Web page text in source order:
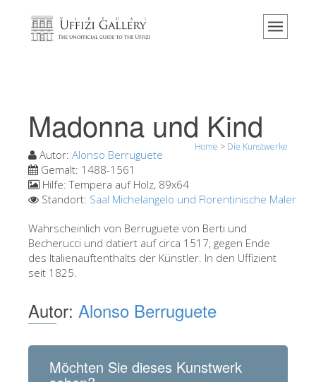
Home
Veranstaltungen & Ausstellungen
Besucher Bewertungen
Kontakt
Die Uffizien entdecken
Jetzt buchen
Virtuelle Tour
Die Säle
Madonna und Kind
Home > Die Kunstwerke
Autor: Alonso Berruguete
Gemalt: 1488-1561
Hilfe:Tempera auf Holz, 89x64
Standort: Saal Michelangelo und Florentinische Maler
Wahrscheinlich von Berruguete von Berti und
Becherucci und datiert auf circa 1517, gegen Ende
des Italienauftenthalts der Künstler. In den Uffizient
seit 1825.
Autor: Alonso Berruguete
Möchten Sie dieses Kunstwerk